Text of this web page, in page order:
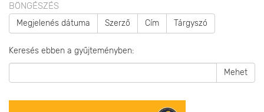
BÖNGÉSZÉS
Megjelenés dátuma Szerző Cím Tárgyszó
Keresés ebben a gyűjteményben:
Mehet